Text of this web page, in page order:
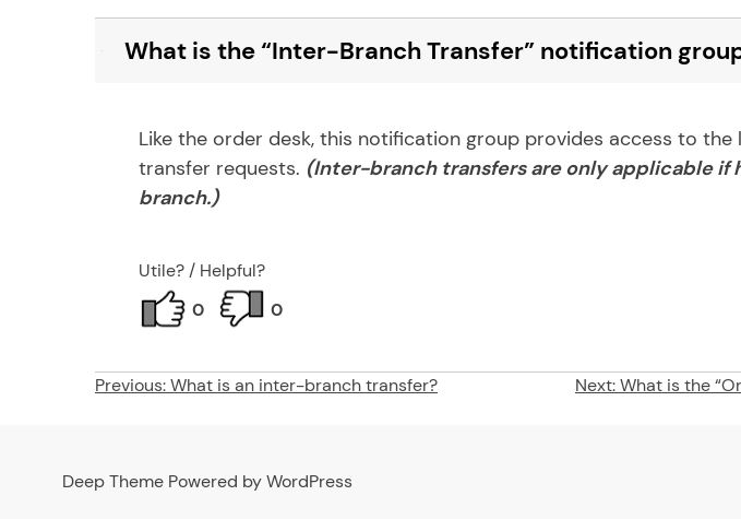
What is the “Inter-Branch Transfer” notification
Like the order desk, this notification group provides access to
transfer requests. (Inter-branch transfers are only applicable if
branch.)
Utile? / Helpful?
0
0
Post
Previous:What is an inter-branch transfer? Next:What is the
Deep Theme Powered by WordPress